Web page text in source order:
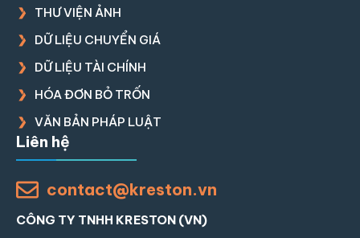
THƯ VIỆN ẢNH
DỮ LIỆU CHUYỂN GIÁ
DỮ LIỆU TÀI CHÍNH
HÓA ĐƠN BỎ TRỐN
VĂN BẢN PHÁP LUẬT
Liên hệ
contact@kreston.vn
CÔNG TY TNHH KRESTON (VN)